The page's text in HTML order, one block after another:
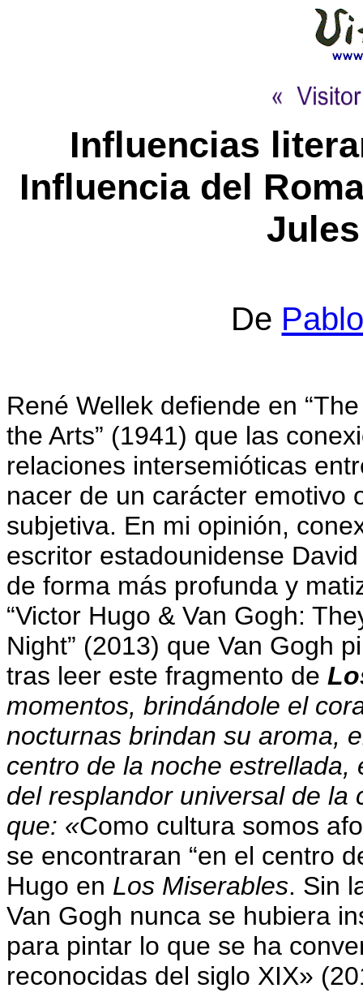
Influencias
Influencia del
De
René Wellek defiende en
the Arts” (1941) que las
relaciones intersemióticas
nacer de un carácter emotivo
subjetiva. En mi opinión,
escritor estadounidense
de forma más profunda y
“Victor Hugo & Van Gogh:
Night” (2013) que Van Gogh
tras leer este fragmento de
momentos, brindándole el
nocturnas brindan su aroma,
centro de la noche
del resplandor universal de la
que: «Como cultura somos
se encontraran “en el centro
Hugo en Los Miserables. Sin
Van Gogh nunca se hubiera
para pintar lo que se ha
reconocidas del siglo XIX»